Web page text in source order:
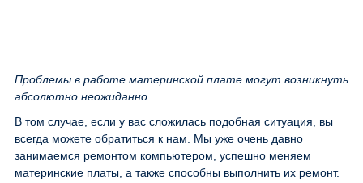
Проблемы в работе материнской плате могут возникнуть
абсолютно неожиданно.
В том случае, если у вас сложилась подобная ситуация, вы
всегда можете обратиться к нам. Мы уже очень давно
занимаемся ремонтом компьютером, успешно меняем
материнские платы, а также способны выполнить их ремонт.